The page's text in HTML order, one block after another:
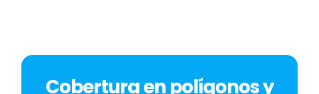
Cobertura en polígonos y